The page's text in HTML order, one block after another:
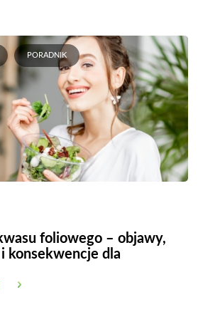
PORADNIK
foliowego – objawy,
konsekwencje dla